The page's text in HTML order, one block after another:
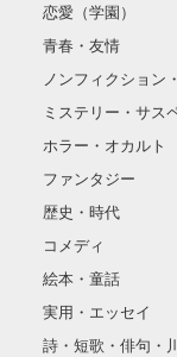
片耳には琥珀色
ほとんど笑顔な
そんな性格と見
怖くて近づいて
恋愛（学園）
青春・友情
ノンフィクション
ミステリー・サス
ホラー・オカルト
ファンタジー
歴史・時代
コメディ
絵本・童話
実用・エッセイ
詩・短歌・俳句・